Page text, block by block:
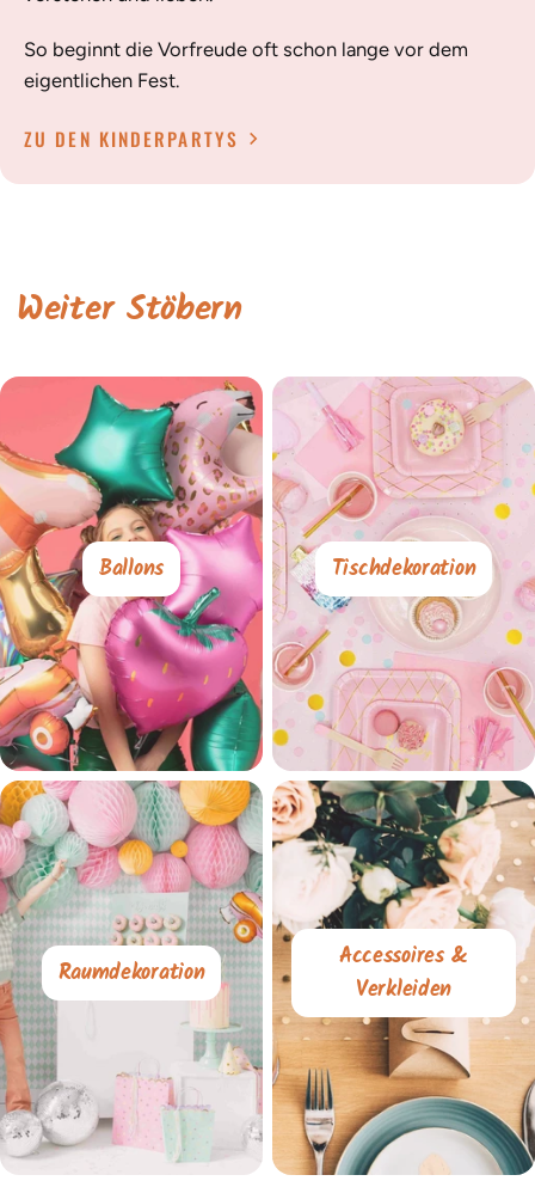
So beginnt die Vorfreude oft schon lange vor dem
eigentlichen Fest.
ZU DEN KINDERPARTYS
Weiter Stöbern
Ballons Tischdekoration
Raumdekoration
Accessoires &
Verkleiden